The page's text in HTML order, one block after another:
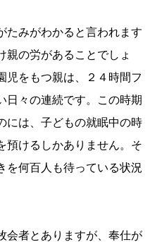
たみがわかると言われます
親の労があることでしょ
児をもつ親は、２４時間フ
日々の連続です。この時期
には、子どもの就眠中の時
預けるしかありません。そ
を何百人も待っている状況
会者とありますが、奉仕が